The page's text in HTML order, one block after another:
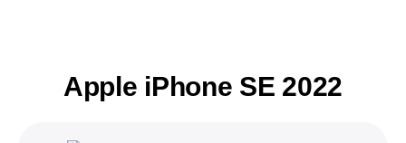
Apple iPhone SE 2022